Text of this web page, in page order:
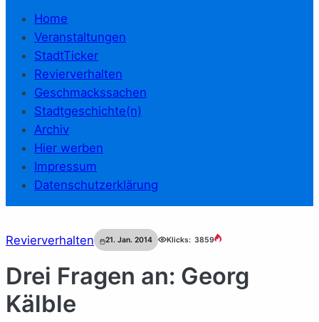
Home
Veranstaltungen
StadtTicker
Revierverhalten
Geschmackssachen
Stadtgeschichte(n)
Archiv
Hier werben
Impressum
Datenschutzerklärung
Revierverhalten 21. Jan. 2014 Klicks: 3859
Drei Fragen an: Georg
Kälble